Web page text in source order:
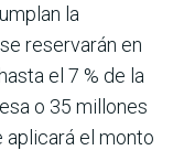
la
reservarán en
el 7 % de la
o 35 millones
aplicará el monto